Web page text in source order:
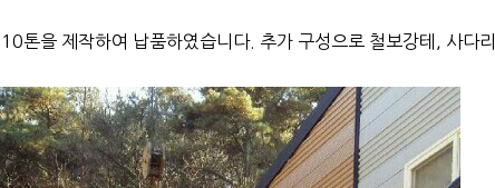
톤을 제작하여 납품하였습니다. 추가 구성으로 철보강테, 사다